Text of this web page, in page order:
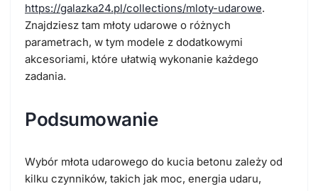
https://galazka24.pl/collections/mloty-udarowe.
Znajdziesz tam młoty udarowe o różnych
parametrach, w tym modele z dodatkowymi
akcesoriami, które ułatwią wykonanie każdego
zadania.
Podsumowanie
Wybór młota udarowego do kucia betonu zależy od
kilku czynników, takich jak moc, energia udaru,